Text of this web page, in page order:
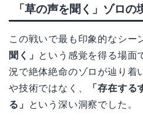
「草の声を聞く」ゾロの
この戦いで最も印象的なシー
聞く」 という感覚を得る場面
況で絶体絶命のゾロが辿り着
や技術ではなく、
「存在す
る」
という深い洞察でした。